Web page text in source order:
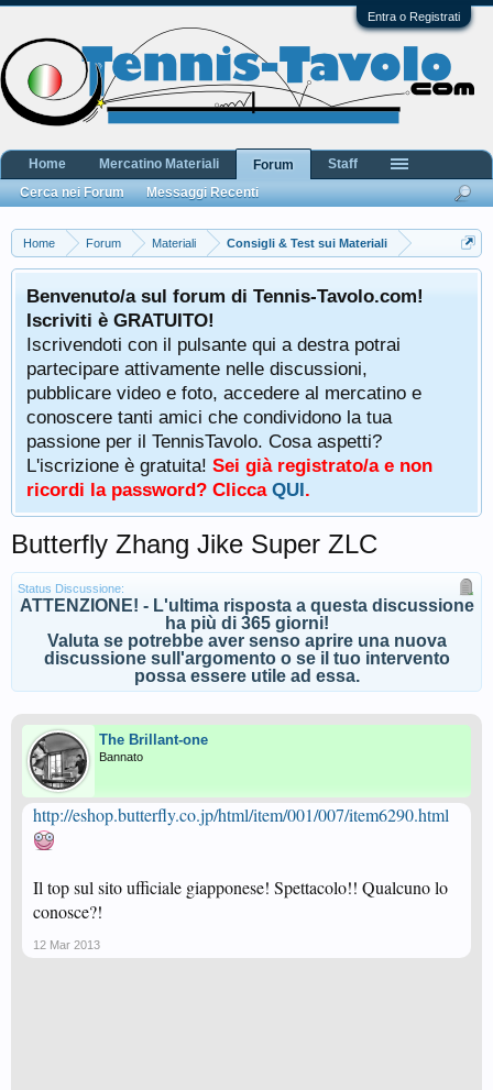
Entra o Registrati
Home Forum Materiali Consigli & Test sui Materiali
Benvenuto/a sul forum di Tennis-Tavolo.com!
Iscriviti è GRATUITO!
Iscrivendoti con il pulsante qui a destra potrai
partecipare attivamente nelle discussioni,
pubblicare video e foto, accedere al mercatino e
conoscere tanti amici che condividono la tua
passione per il TennisTavolo. Cosa aspetti?
L'iscrizione è gratuita! Sei già registrato/a e non
ricordi la password? Clicca QUI.
Butterfly Zhang Jike Super ZLC
Status Discussione:
ATTENZIONE! - L'ultima risposta a questa discussione
ha più di 365 giorni!
Valuta se potrebbe aver senso aprire una nuova
discussione sull'argomento o se il tuo intervento
possa essere utile ad essa.
The Brillant-one
Bannato
http://eshop.butterfly.co.jp/html/item/001/007/item6290.html
Il top sul sito ufficiale giapponese! Spettacolo!! Qualcuno lo
conosce?!
12 Mar 2013
Home Mercatino Materiali
Forum
Cerca nei Forum
Messaggi Recenti
Staff